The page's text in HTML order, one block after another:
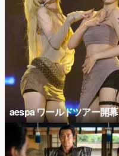
aespa ワールドツアー開幕